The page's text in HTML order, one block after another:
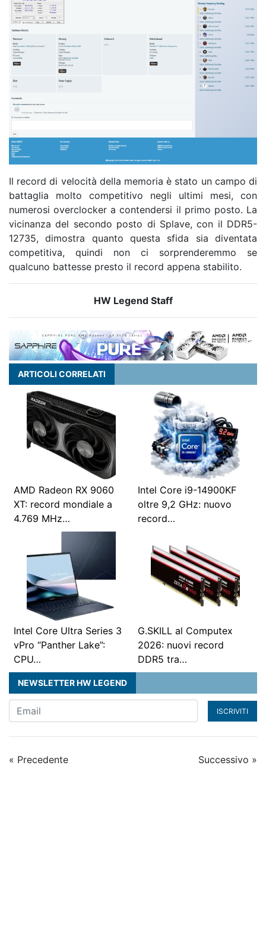
Il record di velocità della memoria è stato un campo di
battaglia molto competitivo negli ultimi mesi, con
numerosi overclocker a contendersi il primo posto. La
vicinanza del secondo posto di Splave, con il DDR5-
12735, dimostra quanto questa sfida sia diventata
competitiva, quindi non ci sorprenderemmo se
qualcuno battesse presto il record appena stabilito.
HW Legend Staff
ARTICOLI CORRELATI
AMD Radeon RX 9060
XT: record mondiale a
4.769 MHz…
Intel Core i9-14900KF
oltre 9,2 GHz: nuovo
record…
Intel Core Ultra Series 3
vPro “Panther Lake”:
CPU…
G.SKILL al Computex
2026: nuovi record
DDR5 tra…
NEWSLETTER HW LEGEND
ISCRIVITI
« Precedente Successivo »